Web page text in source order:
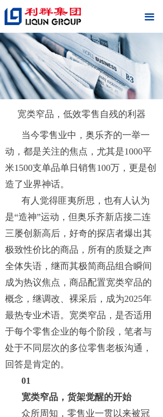
끀
宽类窄品，低效零售自残的利器
当今零售业中，奥乐齐的一举一
动，都是关注的焦点，尤其是1000平
米1500支单品单日销售100万，更是创
造了业界神话。
有人觉得匪夷所思，也有人认为
是“造神”运动，但奥乐齐新店接二连
三屡创新高后，好奇的探店者爆出其
极致性价比的商品，所有的质疑之声
全体失语，继而其极简商品组合瞬间
成为热议焦点，商品配置宽类窄品的
概念，继调改、裸采后，成为2025年
最热专业术语。宽类窄品，是否适用
于每个零售企业的每个阶段，笔者与
处于不同层次的多位零售老板沟通，
回答是肯定的。
01
宽类窄品，货架觉醒的开始
众所周知，零售业一贯以来被冠